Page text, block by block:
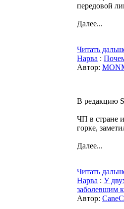
передовой
Далее...
Читать
Нарва :
Автор:
В редакцию
ЧП в стране
горке,
Далее...
Читать
Нарва : У
заболевшим
Автор: